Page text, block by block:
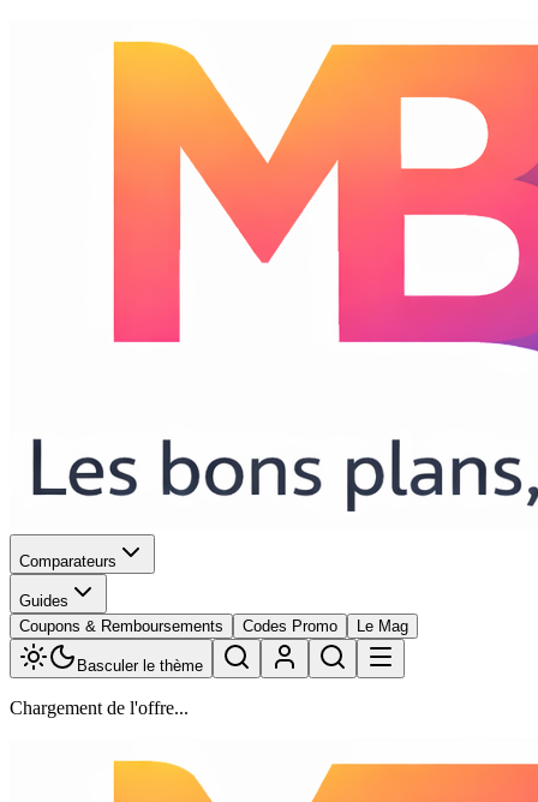
Comparateurs
Guides
Coupons & Remboursements
Codes Promo Le Mag
Basculer le thème
Chargement de l'offre...